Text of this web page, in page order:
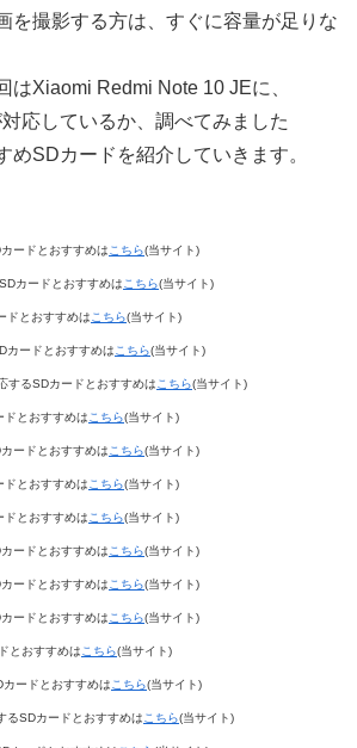
を撮影する方は、すぐに容量が足りな
はXiaomi Redmi Note 10 JEに、
応しているか、調べてみました
めSDカードを紹介していきます。
ードとおすすめはこちら(当サイト)
カードとおすすめはこちら(当サイト)
ドとおすすめはこちら(当サイト)
カードとおすすめはこちら(当サイト)
するSDカードとおすすめはこちら(当サイト)
とおすすめはこちら(当サイト)
ードとおすすめはこちら(当サイト)
とおすすめはこちら(当サイト)
とおすすめはこちら(当サイト)
ードとおすすめはこちら(当サイト)
ードとおすすめはこちら(当サイト)
ードとおすすめはこちら(当サイト)
とおすすめはこちら(当サイト)
ードとおすすめはこちら(当サイト)
SDカードとおすすめはこちら(当サイト)